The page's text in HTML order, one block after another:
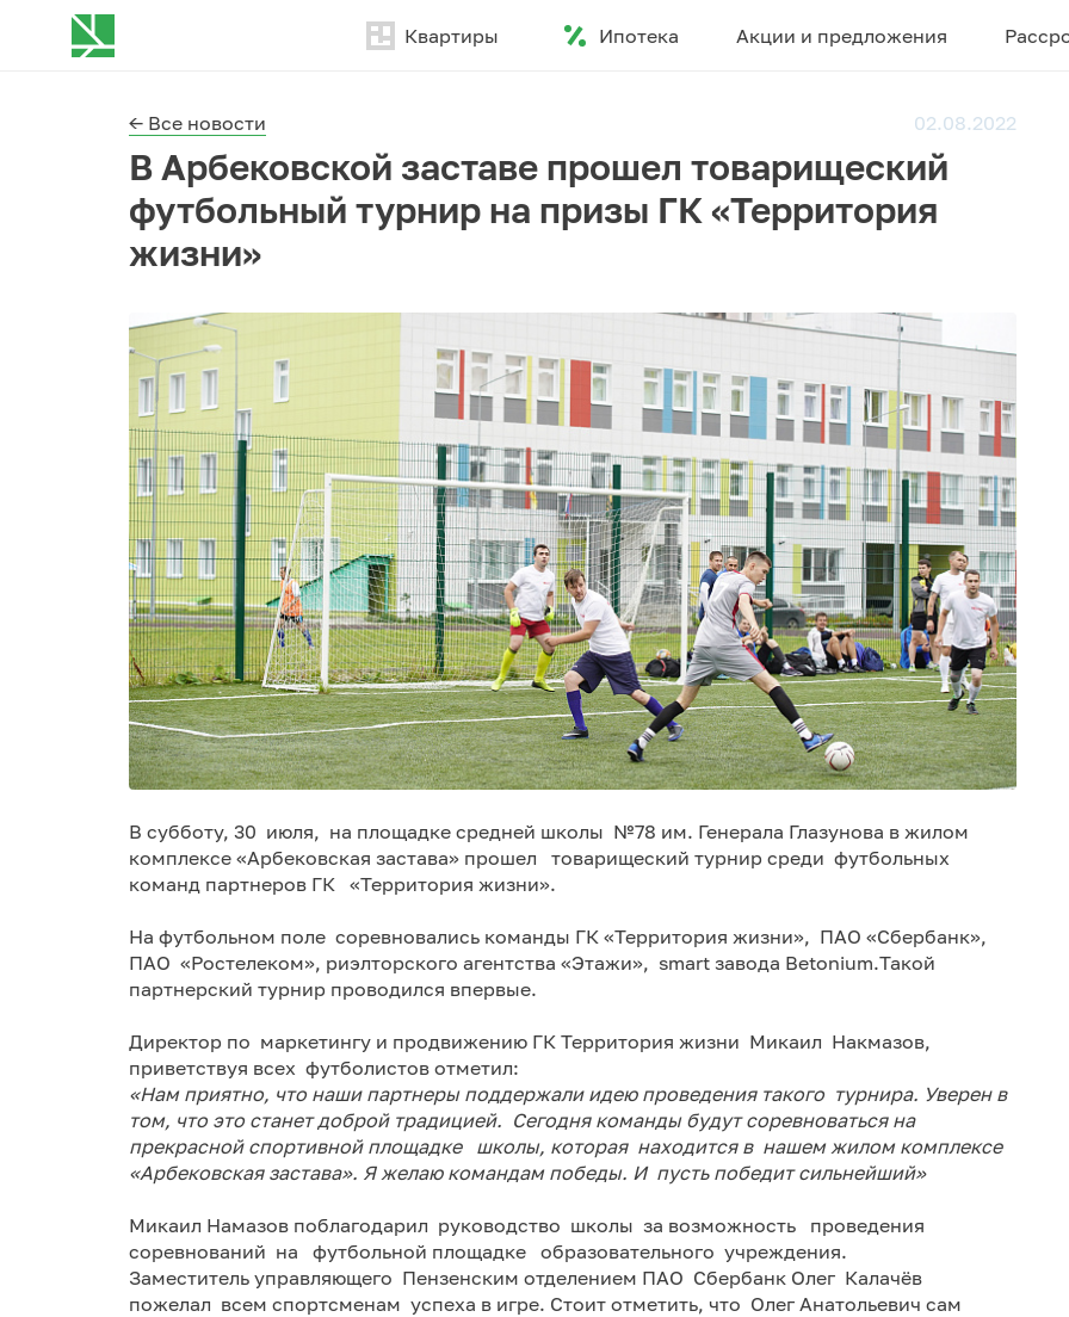
Квартиры Ипотека Акции и предложения
← Все новости 02.08.2022
В Арбековской заставе прошел товарищеский
футбольный турнир на призы ГК «Территория
жизни»
В субботу, 30 июля, на площадке средней школы №78 им. Генерала Глазунова в жилом
комплексе «Арбековская застава» прошел товарищеский турнир среди футбольных
команд партнеров ГК «Территория жизни».
На футбольном поле соревновались команды ГК «Территория жизни», ПАО «Сбербанк»,
ПАО «Ростелеком», риэлторского агентства «Этажи», smart завода Betonium.Такой
партнерский турнир проводился впервые.
Директор по маркетингу и продвижению ГК Территория жизни Микаил Накмазов,
приветствуя всех футболистов отметил:
«Нам приятно, что наши партнеры поддержали идею проведения такого турнира. Уверен в
том, что это станет доброй традицией. Сегодня команды будут соревноваться на
прекрасной спортивной площадке школы, которая находится в нашем жилом комплексе
«Арбековская застава». Я желаю командам победы. И пусть победит сильнейший»
Микаил Намазов поблагодарил руководство школы за возможность проведения
соревнований на футбольной площадке образовательного учреждения.
Заместитель управляющего Пензенским отделением ПАО Сбербанк Олег Калачёв
пожелал всем спортсменам успеха в игре. Стоит отметить, что Олег Анатольевич сам